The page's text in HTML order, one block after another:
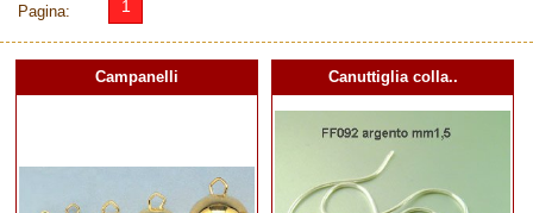
Pagina: 1
Campanelli Canuttiglia colla..